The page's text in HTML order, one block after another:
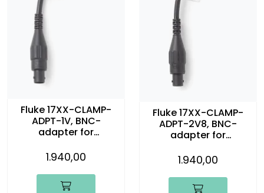
Fluke 17XX-CLAMP-
ADPT-1V, BNC-
adapter for
Max 1V
1.940,00
Fluke 17XX-CLAMP-
ADPT-2V8, BNC-
adapter for
Max 2,8V
1.940,00